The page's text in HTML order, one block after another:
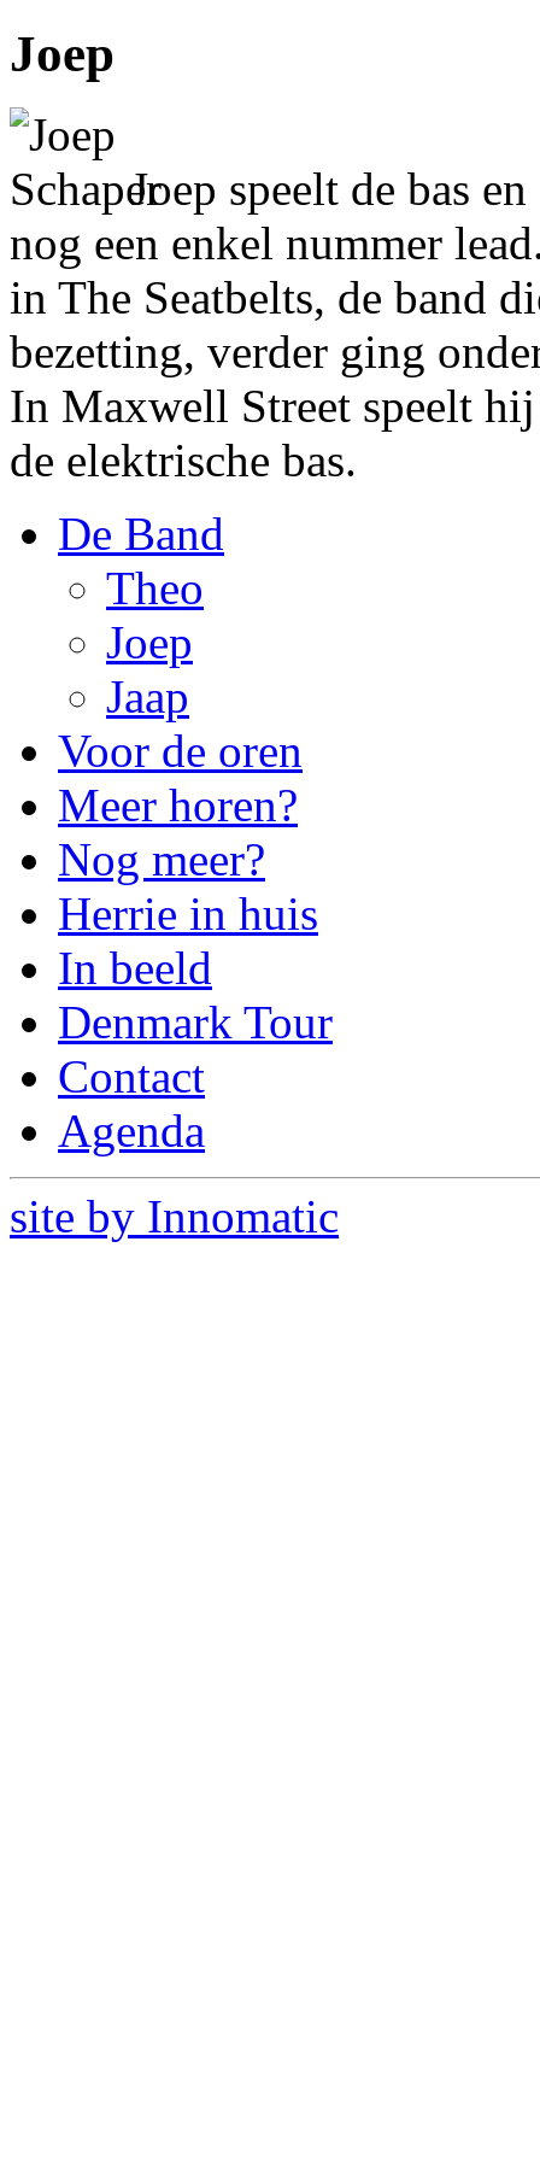
Joep
Joep speelt de bas
nog een enkel nummer
in The Seatbelts, de band
bezetting, verder ging
In Maxwell Street speelt
de elektrische bas.
De Band
Theo
Joep
Jaap
Voor de oren
Meer horen?
Nog meer?
Herrie in huis
In beeld
Denmark Tour
Contact
Agenda
site by Innomatic